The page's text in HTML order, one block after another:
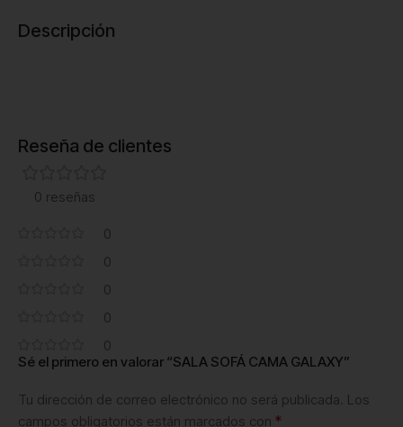
Descripción
Reseña de clientes
0 reseñas
0
0
0
0
0
Sé el primero en valorar “SALA SOFÁ CAMA GALAXY”
Tu dirección de correo electrónico no será publicada. Los
campos obligatorios están marcados con *